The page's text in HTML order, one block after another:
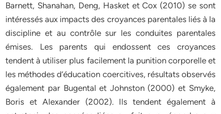
Barnett, Shanahan, Deng, Hasket et Cox (2010) se sont
intéressés aux impacts des croyances parentales liés à la
discipline et au contrôle sur les conduites parentales
émises. Les parents qui endossent ces croyances
tendent à utiliser plus facilement la punition corporelle et
les méthodes d’éducation coercitives, résultats observés
également par Bugental et Johnston (2000) et Smyke,
Boris et Alexander (2002). Ils tendent également à